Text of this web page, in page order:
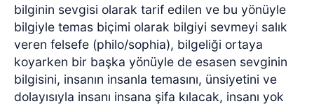
bilginin sevgisi olarak tarif edilen ve bu yönüyle
bilgiyle temas biçimi olarak bilgiyi sevmeyi salık
veren felsefe (philo/sophia), bilgeliği ortaya
koyarken bir başka yönüyle de esasen sevginin
bilgisini, insanın insanla temasını, ünsiyetini ve
dolayısıyla insanı insana şifa kılacak, insanı yok